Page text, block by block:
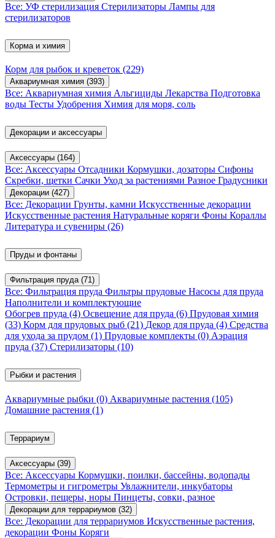
Все: УФ стерилизация Стерилизаторы Лампы для
стерилизаторов
Корма и химия
Корм для рыбок и креветок (229)
Аквариумная химия (393)
Все: Аквариумная химия Альгициды Лекарства Подготовка
воды Тесты Удобрения Химия для моря, соль
Декорации и аксессуары
Аксессуары (164)
Все: Аксессуары Отсадники Кормушки, дозаторы Сифоны
Скребки, щетки Сачки Уход за растениями Разное Градусники
Декорации (427)
Все: Декорации Грунты, камни Искусственные декорации
Искусственные растения Натуральные коряги Фоны Кораллы
Литература и сувениры (26)
Пруды и фонтаны
Фильтрация пруда (71)
Все: Фильтрация пруда Фильтры прудовые Насосы для пруда
Наполнители и комплектующие
Обогрев пруда (4) Освещение для пруда (6) Прудовая химия
(33) Корм для прудовых рыб (21) Декор для пруда (4) Средства
для ухода за прудом (1) Прудовые комплекты (0) Аэрация
пруда (37) Стерилизаторы (10)
Рыбки и растения
Аквариумные рыбки (0) Аквариумные растения (105)
Домашние растения (1)
Террариум
Аксессуары (39)
Все: Аксессуары Кормушки, поилки, бассейны, водопады
Термометры и гигрометры Увлажнители, инкубаторы
Островки, пещеры, норы Пинцеты, совки, разное
Декорации для террариумов (32)
Все: Декорации для террариумов Искусственные растения,
декорации Фоны Коряги